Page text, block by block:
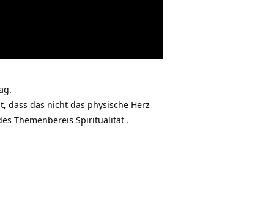
dass das nicht das physische Herz
Themenbereis Spiritualität .